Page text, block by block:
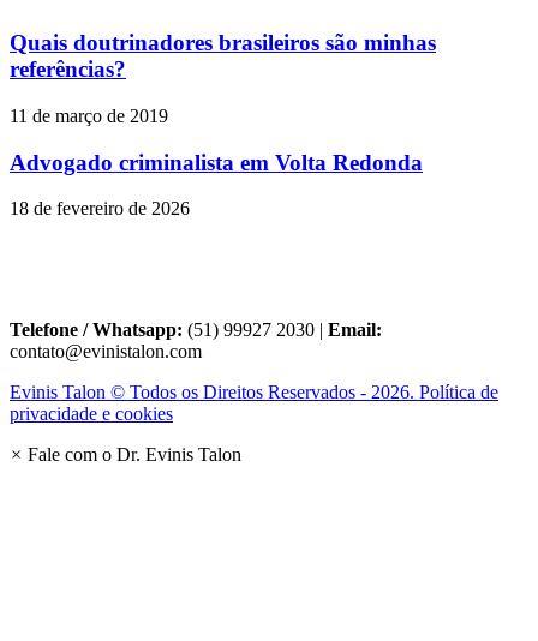
Quais doutrinadores brasileiros são minhas
referências?
11 de março de 2019
Advogado criminalista em Volta Redonda
18 de fevereiro de 2026
Telefone / Whatsapp: (51) 99927 2030 | Email:
contato@evinistalon.com
Evinis Talon © Todos os Direitos Reservados - 2026. Política de
privacidade e cookies
× Fale com o Dr. Evinis Talon